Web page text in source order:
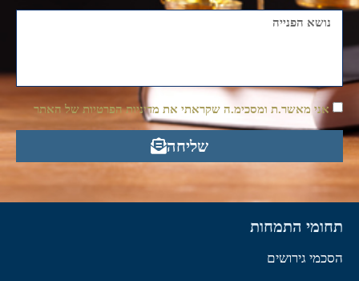
אני מאשר.ת ומסכימ.ה שקראתי את מדיניות הפרטיות של האתר
שליחה
תחומי התמחות
הסכמי גירושים